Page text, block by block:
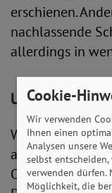
erschienen.
nachlassende
allerdings in
Unklarheit bei
Während die
außer Frage
Organisation
Cookie-
Wir verwenden
Ihnen einen
Analysen unsere
selbst
verwenden dürfen.
Möglichkeit, die